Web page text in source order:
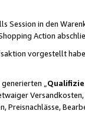
Session in den
Action
vorgestellt
„
Preisnachlässe,